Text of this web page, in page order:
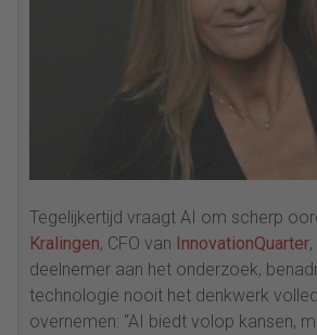
Tegelijkertijd vraagt AI om scherp
Kralingen, CFO van InnovationQuarter
deelnemer aan het onderzoek,
technologie nooit het denkwerk
overnemen: “AI biedt volop kansen,